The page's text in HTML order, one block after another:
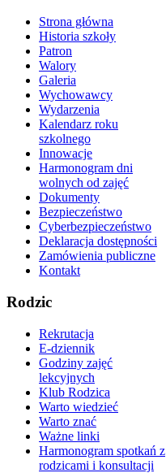
Strona główna
Historia szkoły
Patron
Walory
Galeria
Wychowawcy
Wydarzenia
Kalendarz roku
szkolnego
Innowacje
Harmonogram dni
wolnych od zajęć
Dokumenty
Bezpieczeństwo
Cyberbezpieczeństwo
Deklaracja dostępności
Zamówienia publiczne
Kontakt
Rodzic
Rekrutacja
E-dziennik
Godziny zajęć
lekcyjnych
Klub Rodzica
Warto wiedzieć
Warto znać
Ważne linki
Harmonogram spotkań z
rodzicami i konsultacji